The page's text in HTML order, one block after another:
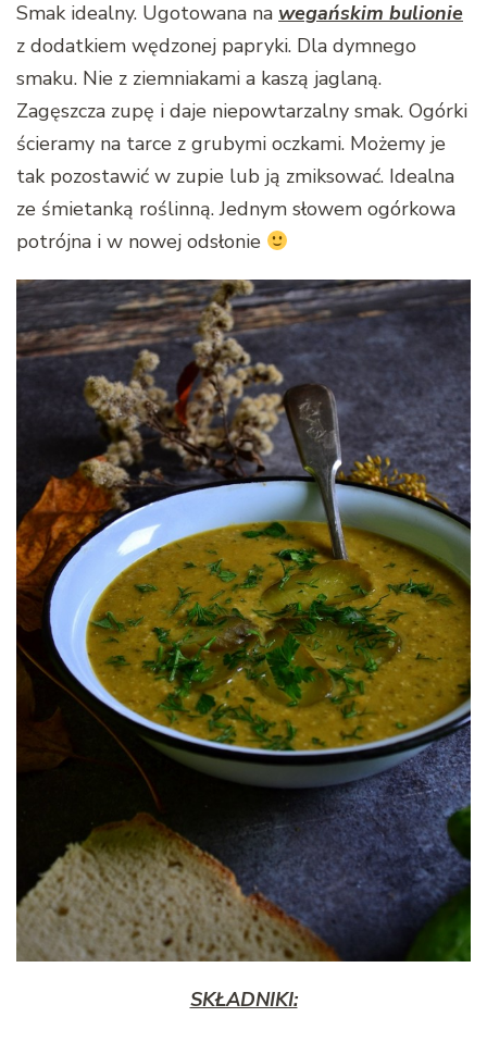
Smak idealny. Ugotowana na wegańskim bulionie
z dodatkiem wędzonej papryki. Dla dymnego
smaku. Nie z ziemniakami a kaszą jaglaną.
Zagęszcza zupę i daje niepowtarzalny smak. Ogórki
ścieramy na tarce z grubymi oczkami. Możemy je
tak pozostawić w zupie lub ją zmiksować. Idealna
ze śmietanką roślinną. Jednym słowem ogórkowa
potrójna i w nowej odsłonie
SKŁADNIKI: